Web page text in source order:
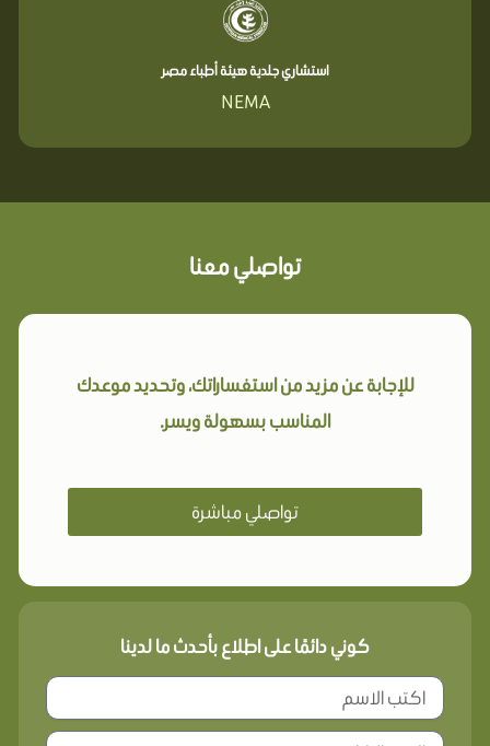
استشاري جلدية هيئة أطباء مصر
NEMA
تواصلي معنا
للإجابة عن مزيد من استفساراتك، وتحديد موعدك
المناسب بسهولة ويسر.
تواصلي مباشرة
كوني دائمًا على اطلاع بأحدث ما لدينا